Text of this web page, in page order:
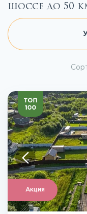
шоссе до 50
Акция